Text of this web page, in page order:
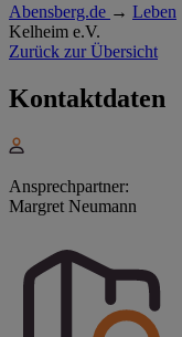
Abensberg.de → Leben
Kelheim e.V.
Zurück zur Übersicht
Kontaktdaten
Ansprechpartner:
Margret Neumann